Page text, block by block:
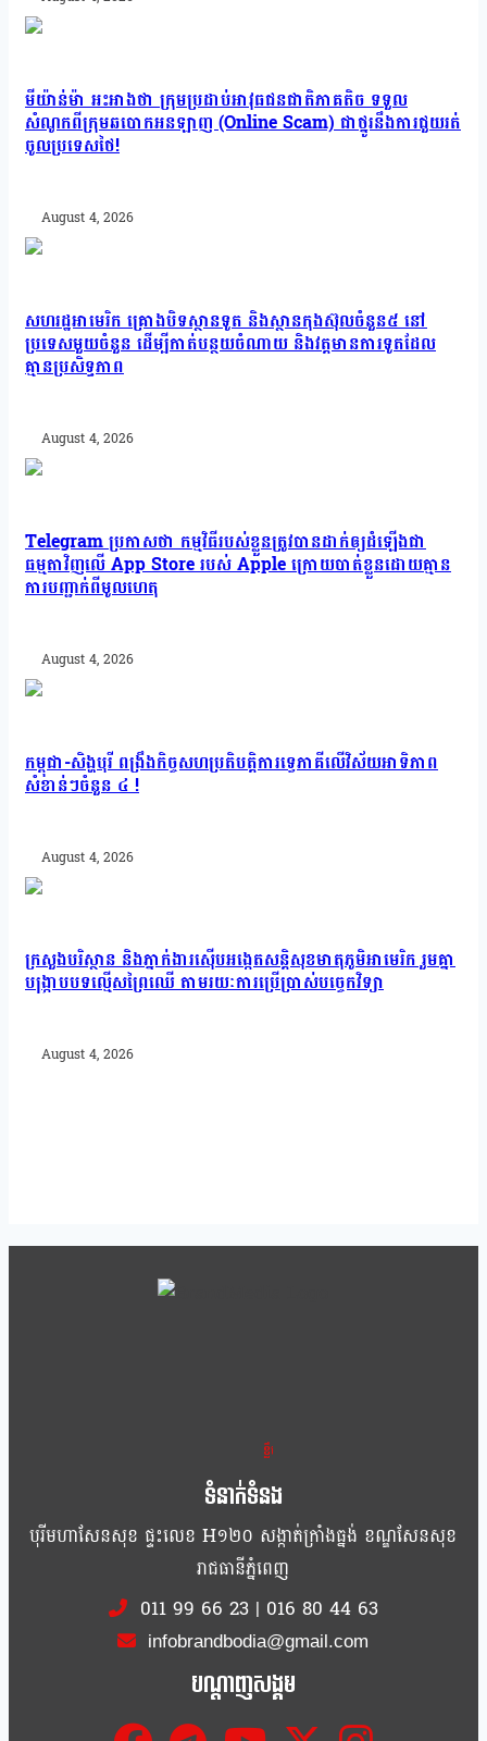
មីយ៉ាន់ម៉ា អះអាងថា ក្រុមប្រដាប់អាវុធជនជាតិភាគតិច ទទួល
សំណូកពីក្រុមឆបោកអនឡាញ (Online Scam) ជាថ្នូរនឹងការជួយរត់
ចូលប្រទេសថៃ!
August 4, 2026
សហរដ្ឋអាមេរិក គ្រោងបិទស្ថានទូត និងស្ថានកុងស៊ុលចំនួន៥ នៅ
ប្រទេសមួយចំនួន ដើម្បីកាត់បន្ថយចំណាយ និងវត្តមានការទូតដែល
គ្មានប្រសិទ្ធភាព
August 4, 2026
Telegram ប្រកាសថា កម្មវិធីរបស់ខ្លួនត្រូវបានដាក់ឲ្យដំឡើងជា
ធម្មតាវិញលើ App Store របស់ Apple ក្រោយបាត់ខ្លួនដោយគ្មាន
ការបញ្ជាក់ពីមូលហេតុ
August 4, 2026
កម្ពុជា-សិង្ហបុរី ពង្រឹងកិច្ចសហប្រតិបត្តិការទ្វេភាគីលើវិស័យអាទិភាព
សំខាន់ៗចំនួន ៤ !
August 4, 2026
ក្រសួងបរិស្ថាន និងភ្នាក់ងារស៊ើបអង្កេតសន្តិសុខមាតុភូមិអាមេរិក រួមគ្នា
បង្រ្កាបបទល្មើសព្រៃឈើ តាមរយៈការប្រើប្រាស់បច្ចេកវិទ្យា
August 4, 2026
ខ្លឹម ខ្លី រហ័ស
ទំនាក់ទំនង
បុរីមហាសែនសុខ ផ្ទះលេខ H១២០ សង្កាត់ក្រាំងធ្នង់ ខណ្ឌសែនសុខ
រាជធានីភ្នំពេញ
011 99 66 23| 016 80 44 63
infobrandbodia@gmail.com
បណ្ដាញសង្គម